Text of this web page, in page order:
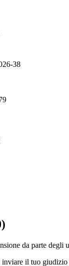
38
da parte degli
il tuo giudizio